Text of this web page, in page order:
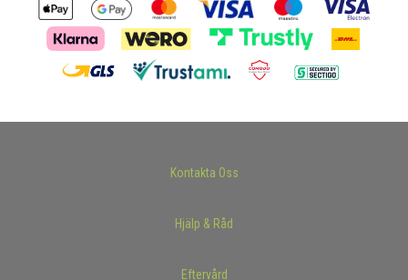
Kontakta Oss
Hjälp & Råd
Eftervård